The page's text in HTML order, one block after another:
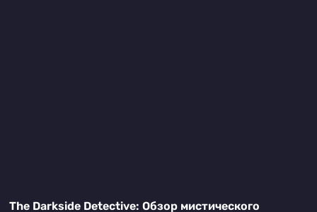
The Darkside Detective: Обзор мистического